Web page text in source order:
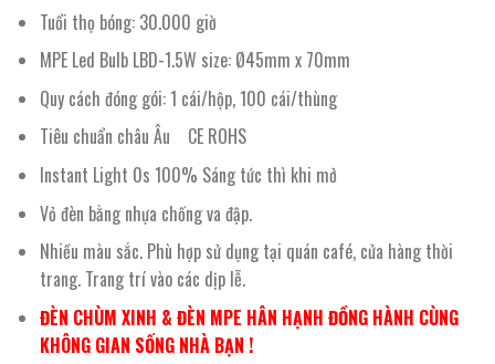
Tuổi thọ bóng: 30.000 giờ
MPE Led Bulb LBD-1.5W size: Ø45mm x 70mm
Quy cách đóng gói: 1 cái/hộp, 100 cái/thùng
Tiêu chuẩn châu Âu CE ROHS
Instant Light 0s 100% Sáng tức thì khi mở
Vỏ đèn bằng nhựa chống va đập.
Nhiều màu sắc. Phù hợp sử dụng tại quán café, cửa hàng thời
trang. Trang trí vào các dịp lễ.
ĐÈN CHÙM XINH & ĐÈN MPE HÂN HẠNH ĐỒNG HÀNH CÙNG
KHÔNG GIAN SỐNG NHÀ BẠN !